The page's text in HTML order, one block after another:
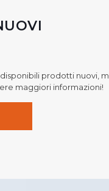
prodotti nuovi,
maggiori informazioni!